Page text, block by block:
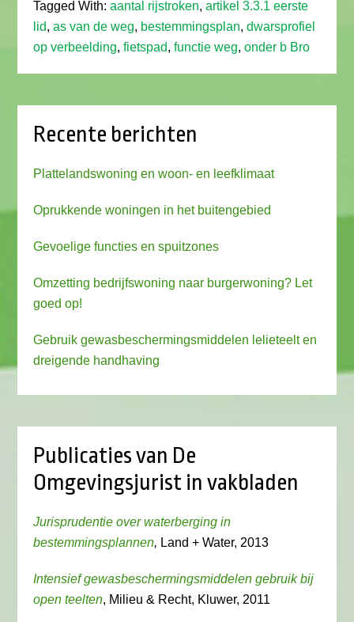
Tagged With:aantal rijstroken,artikel 3.3.1 eerste
lid,as van de weg, bestemmingsplan,dwarsprofiel
op verbeelding,fietspad,functie weg,onder b Bro
Recente berichten
Plattelandswoning en woon- en leefklimaat
Oprukkende woningen in het buitengebied
Gevoelige functies en spuitzones
Omzetting bedrijfswoning naar burgerwoning? Let
goed op!
Gebruik gewasbeschermingsmiddelen lelieteelt en
dreigende handhaving
Publicaties van De
Omgevingsjurist in vakbladen
Jurisprudentie over waterberging in
bestemmingsplannen, Land + Water, 2013
Intensief gewasbeschermingsmiddelen gebruik bij
open teelten, Milieu & Recht, Kluwer, 2011